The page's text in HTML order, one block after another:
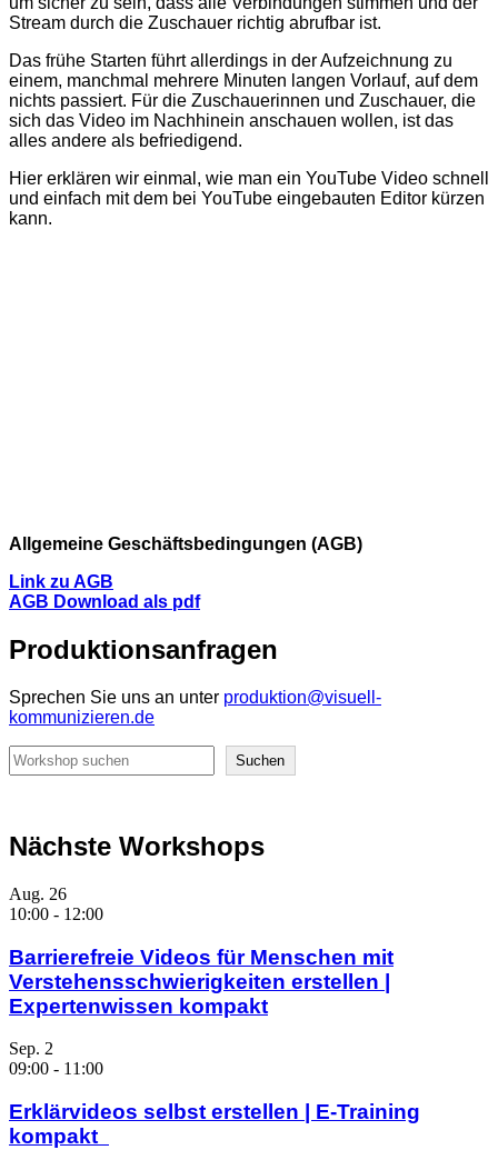
Stream durch die Zuschauer richtig abrufbar ist.
Das frühe Starten führt allerdings in der Aufzeichnung zu
einem, manchmal mehrere Minuten langen Vorlauf, auf dem
nichts passiert. Für die Zuschauerinnen und Zuschauer, die
sich das Video im Nachhinein anschauen wollen, ist das
alles andere als befriedigend.
Hier erklären wir einmal, wie man ein YouTube Video schnell
und einfach mit dem bei YouTube eingebauten Editor kürzen
kann.
Allgemeine Geschäftsbedingungen (AGB)
Link zu AGB
AGB Download als pdf
Produktionsanfragen
Sprechen Sie uns an unter produktion@visuell-
kommunizieren.de
Suchen
Suchen
Nächste Workshops
Aug. 26
10:00 - 12:00
Barrierefreie Videos für Menschen mit
Verstehensschwierigkeiten erstellen |
Expertenwissen kompakt
Sep. 2
09:00 - 11:00
Erklärvideos selbst erstellen | E-Training
kompakt